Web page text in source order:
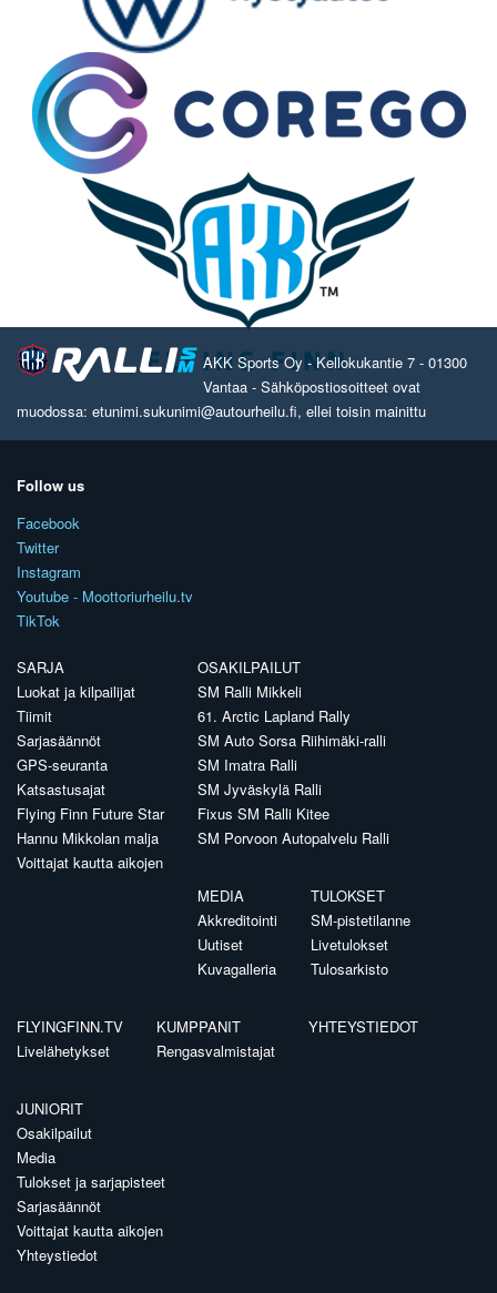
AKK Sports Oy - Kellokukantie 7 - 01300
Vantaa - Sähköpostiosoitteet ovat
muodossa: etunimi.sukunimi@autourheilu.fi, ellei toisin mainittu
Follow us
Facebook
Twitter
Instagram
Youtube - Moottoriurheilu.tv
TikTok
SARJA
Luokat ja kilpailijat
Tiimit
Sarjasäännöt
GPS-seuranta
Katsastusajat
Flying Finn Future Star
Hannu Mikkolan malja
Voittajat kautta aikojen
OSAKILPAILUT
SM Ralli Mikkeli
61. Arctic Lapland Rally
SM Auto Sorsa Riihimäki-ralli
SM Imatra Ralli
SM Jyväskylä Ralli
Fixus SM Ralli Kitee
SM Porvoon Autopalvelu Ralli
MEDIA
Akkreditointi
Uutiset
Kuvagalleria
TULOKSET
SM-pistetilanne
Livetulokset
Tulosarkisto
FLYINGFINN.TV
Livelähetykset
KUMPPANIT
Rengasvalmistajat
YHTEYSTIEDOT
JUNIORIT
Osakilpailut
Media
Tulokset ja sarjapisteet
Sarjasäännöt
Voittajat kautta aikojen
Yhteystiedot